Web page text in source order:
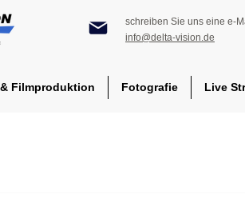
schreiben Sie uns eine e-
info@delta-vision.de
Filmproduktion Fotografie Live